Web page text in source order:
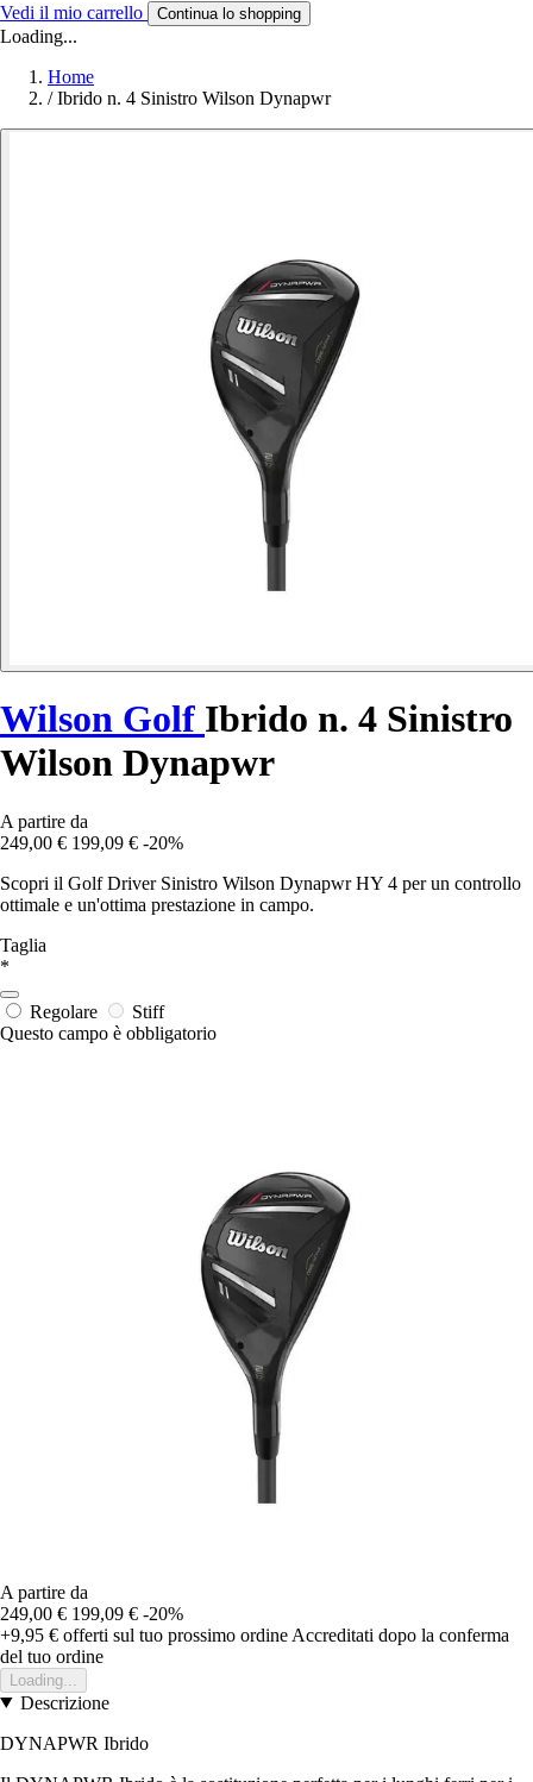
Vedi il mio carrello Continua lo shopping
Loading...
Home
/ Ibrido n. 4 Sinistro Wilson Dynapwr
Wilson Golf Ibrido n. 4 Sinistro
Wilson Dynapwr
A partire da
249,00 € 199,09 € -20%
Scopri il Golf Driver Sinistro Wilson Dynapwr HY 4 per un controllo
ottimale e un'ottima prestazione in campo.
Taglia
*
Regolare
Stiff
Questo campo è obbligatorio
A partire da
249,00 € 199,09 € -20%
+9,95 € offerti sul tuo prossimo ordine Accreditati dopo la conferma
del tuo ordine
Loading...
Descrizione
DYNAPWR Ibrido